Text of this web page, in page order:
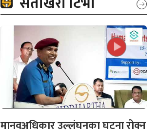
मानवअधिकार उल्लंघनका घटना रोक्न